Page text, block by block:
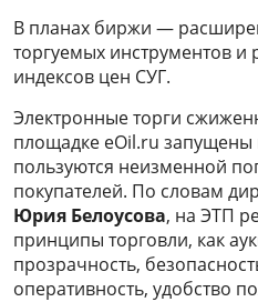
В планах биржи —
торгуемых инструментов и
индексов цен СУГ.
Электронные торги
площадке eOil.ru запущены
пользуются неизменной
покупателей. По словам
Юрия Белоусова, на ЭТП
принципы торговли, как
прозрачность,
оперативность, удобство